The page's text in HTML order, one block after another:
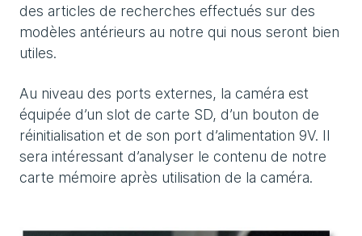
des articles de recherches effectués sur des
modèles antérieurs au notre qui nous seront bien
utiles.
Au niveau des ports externes, la caméra est
équipée d’un slot de carte SD, d’un bouton de
réinitialisation et de son port d’alimentation 9V. Il
sera intéressant d’analyser le contenu de notre
carte mémoire après utilisation de la caméra.